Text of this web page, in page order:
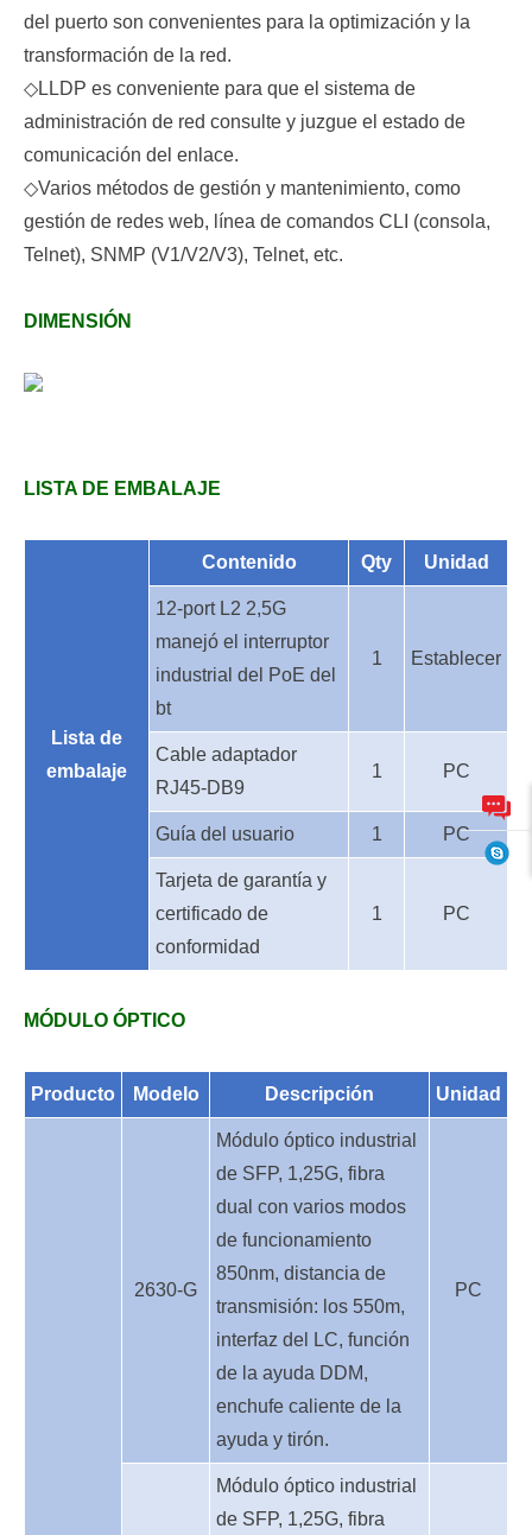
del puerto son convenientes para la optimización y la
transformación de la red.
◇LLDP es conveniente para que el sistema de
administración de red consulte y juzgue el estado de
comunicación del enlace.
◇Varios métodos de gestión y mantenimiento, como
gestión de redes web, línea de comandos CLI (consola,
Telnet), SNMP (V1/V2/V3), Telnet, etc.
DIMENSIÓN
LISTA DE EMBALAJE
Lista de
embalaje
Contenido Qty Unidad
12-port L2 2,5G
manejó el interruptor
industrial del PoE del
bt
1 Establecer
Cable adaptador
RJ45-DB9
1 PC
Guía del usuario 1 PC
Tarjeta de garantía y
certificado de
conformidad
1 PC
MÓDULO ÓPTICO
Producto Modelo Descripción Unidad
2630-G
Módulo óptico industrial
de SFP, 1,25G, fibra
dual con varios modos
de funcionamiento
850nm, distancia de
transmisión: los 550m,
interfaz del LC, función
de la ayuda DDM,
enchufe caliente de la
ayuda y tirón.
PC
Módulo óptico industrial
de SFP, 1,25G, fibra